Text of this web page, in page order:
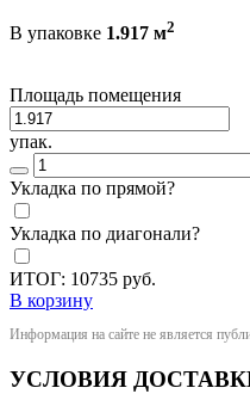
В упаковке 1.917 м2
Площадь помещения
упак.
Укладка по прямой?
Укладка по диагонали?
ИТОГ: 10735 руб.
В корзину
Информация на сайте не является
УСЛОВИЯ